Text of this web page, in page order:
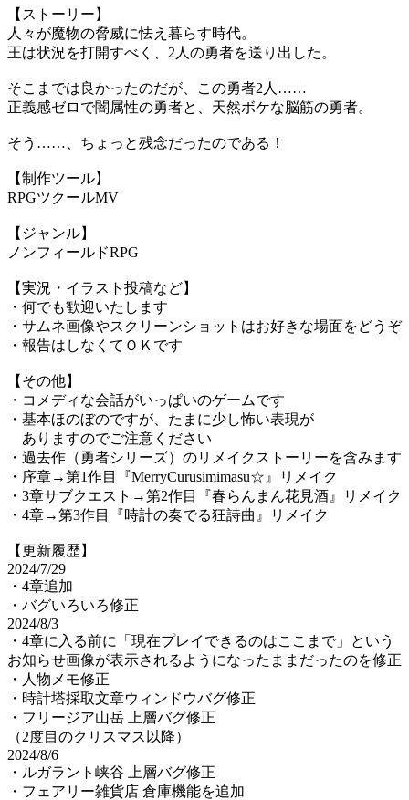
【ストーリー】
人々が魔物の脅威に怯え暮らす時代。
王は状況を打開すべく、2人の勇者を送り出した。
そこまでは良かったのだが、この勇者2人……
正義感ゼロで闇属性の勇者と、天然ボケな脳筋の勇者。
そう……、ちょっと残念だったのである！
【制作ツール】
RPGツクールMV
【ジャンル】
ノンフィールドRPG
【実況・イラスト投稿など】
・何でも歓迎いたします
・サムネ画像やスクリーンショットはお好きな場面をどうぞ
・報告はしなくてＯＫです
【その他】
・コメディな会話がいっぱいのゲームです
・基本ほのぼのですが、たまに少し怖い表現が
ありますのでご注意ください
・過去作（勇者シリーズ）のリメイクストーリーを含みます
・序章→第1作目『MerryCurusimimasu☆』リメイク
・3章サブクエスト→第2作目『春らんまん花見酒』リメイク
・4章→第3作目『時計の奏でる狂詩曲』リメイク
【更新履歴】
2024/7/29
・4章追加
・バグいろいろ修正
2024/8/3
・4章に入る前に「現在プレイできるのはここまで」という
お知らせ画像が表示されるようになったままだったのを修正
・人物メモ修正
・時計塔採取文章ウィンドウバグ修正
・フリージア山岳 上層バグ修正
（2度目のクリスマス以降）
2024/8/6
・ルガラント峡谷 上層バグ修正
・フェアリー雑貨店 倉庫機能を追加